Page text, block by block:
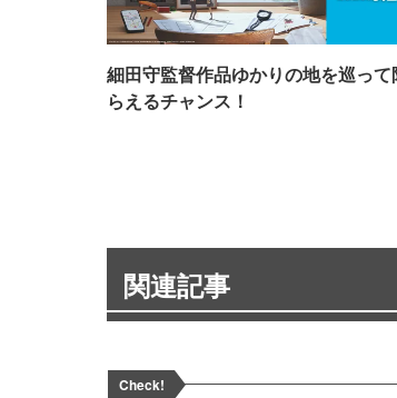
細田守監督作品ゆかりの地を巡って
らえるチャンス！
関連記事
Check!